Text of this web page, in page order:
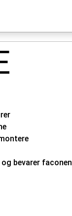
bevarer faconen